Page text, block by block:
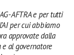
AFTRA e per tutti
per cui abbiamo
approvate dalla
al governatore